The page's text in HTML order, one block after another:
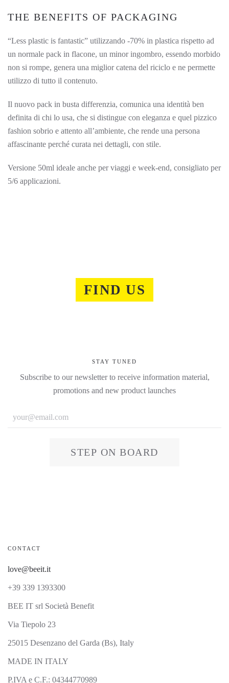
THE BENEFITS OF PACKAGING
“Less plastic is fantastic” utilizzando -70% in plastica rispetto ad
un normale pack in flacone, un minor ingombro, essendo morbido
non si rompe, genera una miglior catena del riciclo e ne permette
utilizzo di tutto il contenuto.
Il nuovo pack in busta differenzia, comunica una identità ben
definita di chi lo usa, che si distingue con eleganza e quel pizzico
fashion sobrio e attento all’ambiente, che rende una persona
affascinante perché curata nei dettagli, con stile.
Versione 50ml ideale anche per viaggi e week-end, consigliato per
5/6 applicazioni.
FIND US
STAY TUNED
Subscribe to our newsletter to receive information material,
promotions and new product launches
STEP ON BOARD
CONTACT
love@beeit.it
+39 339 1393300
BEE IT srl Società Benefit
Via Tiepolo 23
25015 Desenzano del Garda (Bs), Italy
MADE IN ITALY
P.IVA e C.F.: 04344770989